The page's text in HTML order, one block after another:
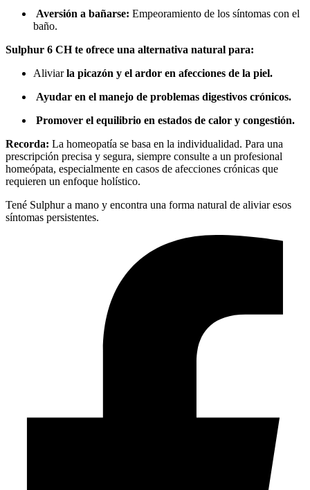
Aversión a bañarse: Empeoramiento de los síntomas con el
baño.
Sulphur 6 CH te ofrece una alternativa natural para:
Aliviarla picazón y el ardor en afecciones de la piel.
Ayudar en el manejo de problemas digestivos crónicos.
Promover el equilibrio en estados de calor y congestión.
Recorda: La homeopatía se basa en la individualidad. Para una
prescripción precisa y segura, siempre consulte a un profesional
homeópata, especialmente en casos de afecciones crónicas que
requieren un enfoque holístico.
Tené Sulphur a mano y encontra una forma natural de aliviar esos
síntomas persistentes.